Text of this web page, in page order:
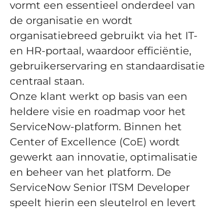
vormt een essentieel onderdeel van
de organisatie en wordt
organisatiebreed gebruikt via het IT-
en HR-portaal, waardoor efficiëntie,
gebruikerservaring en standaardisatie
centraal staan.
Onze klant werkt op basis van een
heldere visie en roadmap voor het
ServiceNow-platform. Binnen het
Center of Excellence (CoE) wordt
gewerkt aan innovatie, optimalisatie
en beheer van het platform. De
ServiceNow Senior ITSM Developer
speelt hierin een sleutelrol en levert